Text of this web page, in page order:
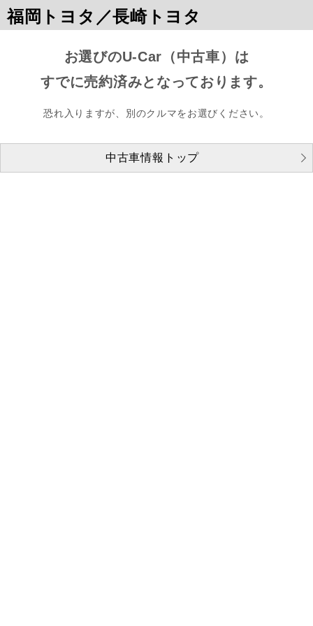
福岡トヨタ／長崎トヨタ
お選びのU-Car（中古車）は
すでに売約済みとなっております。
恐れ入りますが、別のクルマをお選びください。
中古車情報トップ